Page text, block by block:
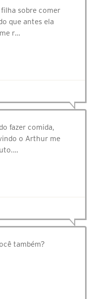
sobre comer
que antes ela
r…
fazer comida,
o Arthur me
também?